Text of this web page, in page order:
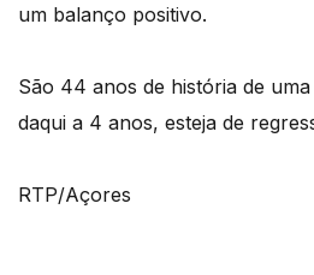
um balanço positivo.
São 44 anos de história de
daqui a 4 anos, esteja de
RTP/Açores